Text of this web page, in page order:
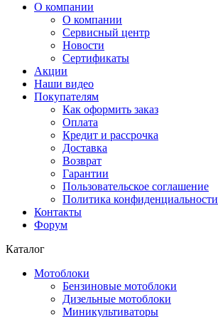
О компании
О компании
Сервисный центр
Новости
Сертификаты
Акции
Наши видео
Покупателям
Как оформить заказ
Оплата
Кредит и рассрочка
Доставка
Возврат
Гарантии
Пользовательское соглашение
Политика конфиденциальности
Контакты
Форум
Каталог
Мотоблоки
Бензиновые мотоблоки
Дизельные мотоблоки
Миникультиваторы